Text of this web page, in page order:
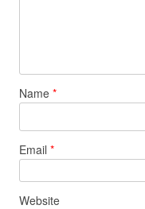
Name *
Email *
Website